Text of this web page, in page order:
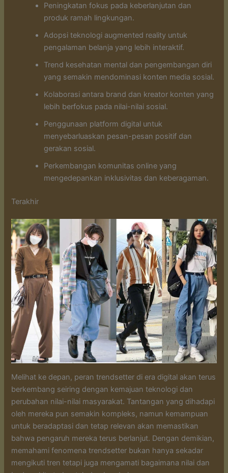
Peningkatan fokus pada keberlanjutan dan
produk ramah lingkungan.
Adopsi teknologi augmented reality untuk
pengalaman belanja yang lebih interaktif.
Trend kesehatan mental dan pengembangan diri
yang semakin mendominasi konten media sosial.
Kolaborasi antara brand dan kreator konten yang
lebih berfokus pada nilai-nilai sosial.
Penggunaan platform digital untuk
menyebarluaskan pesan-pesan positif dan
gerakan sosial.
Perkembangan komunitas online yang
mengedepankan inklusivitas dan keberagaman.
Terakhir
Melihat ke depan, peran trendsetter di era digital akan terus
berkembang seiring dengan kemajuan teknologi dan
perubahan nilai-nilai masyarakat. Tantangan yang dihadapi
oleh mereka pun semakin kompleks, namun kemampuan
untuk beradaptasi dan tetap relevan akan memastikan
bahwa pengaruh mereka terus berlanjut. Dengan demikian,
memahami fenomena trendsetter bukan hanya sekadar
mengikuti tren tetapi juga mengamati bagaimana nilai dan